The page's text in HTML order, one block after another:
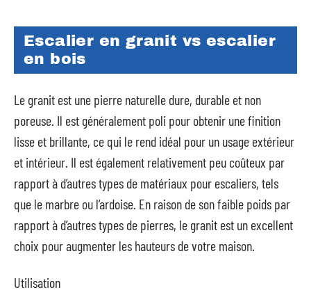
Escalier en granit vs escalier
en bois
Le granit est une pierre naturelle dure, durable et non
poreuse. Il est généralement poli pour obtenir une finition
lisse et brillante, ce qui le rend idéal pour un usage extérieur
et intérieur. Il est également relativement peu coûteux par
rapport à d’autres types de matériaux pour escaliers, tels
que le marbre ou l’ardoise. En raison de son faible poids par
rapport à d’autres types de pierres, le granit est un excellent
choix pour augmenter les hauteurs de votre maison.
Utilisation